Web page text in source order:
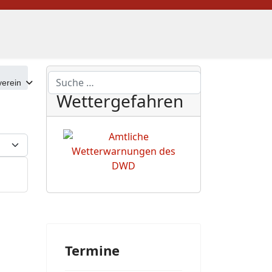
Suchen
#
DWD
Wettergefahren
Termine